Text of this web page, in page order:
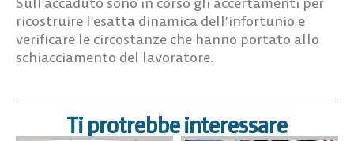
ricostruire l’esatta dinamica dell’infortunio e
verificare le circostanze che hanno portato allo
schiacciamento del lavoratore.
Ti protrebbe interessare